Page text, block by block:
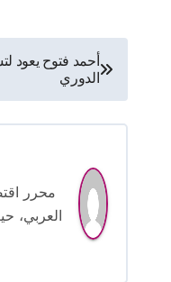
تصفّح
المقالات
أحمد فتوح يعود
الدوري
العربي،